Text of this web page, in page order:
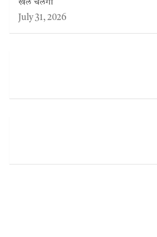
खेल चलेगा
July 31, 2026